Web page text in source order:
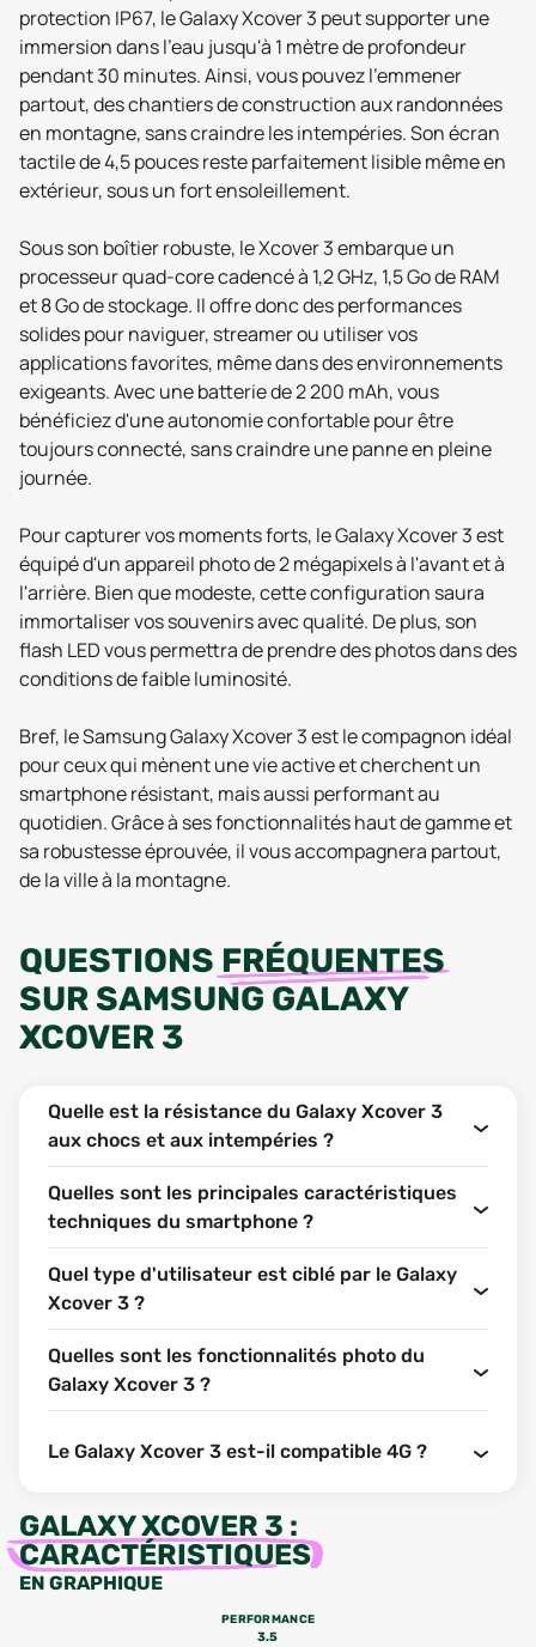
protection IP67, le Galaxy Xcover 3 peut supporter une
immersion dans l'eau jusqu'à 1 mètre de profondeur
pendant 30 minutes. Ainsi, vous pouvez l'emmener
partout, des chantiers de construction aux randonnées
en montagne, sans craindre les intempéries. Son écran
tactile de 4,5 pouces reste parfaitement lisible même en
extérieur, sous un fort ensoleillement.
Sous son boîtier robuste, le Xcover 3 embarque un
processeur quad-core cadencé à 1,2 GHz, 1,5 Go de RAM
et 8 Go de stockage. Il offre donc des performances
solides pour naviguer, streamer ou utiliser vos
applications favorites, même dans des environnements
exigeants. Avec une batterie de 2 200 mAh, vous
bénéficiez d'une autonomie confortable pour être
toujours connecté, sans craindre une panne en pleine
journée.
Pour capturer vos moments forts, le Galaxy Xcover 3 est
équipé d'un appareil photo de 2 mégapixels à l'avant et à
l'arrière. Bien que modeste, cette configuration saura
immortaliser vos souvenirs avec qualité. De plus, son
flash LED vous permettra de prendre des photos dans des
conditions de faible luminosité.
Bref, le Samsung Galaxy Xcover 3 est le compagnon idéal
pour ceux qui mènent une vie active et cherchent un
smartphone résistant, mais aussi performant au
quotidien. Grâce à ses fonctionnalités haut de gamme et
sa robustesse éprouvée, il vous accompagnera partout,
de la ville à la montagne.
QUESTIONS FRÉQUENTES
SURSAMSUNG GALAXY
XCOVER 3
Quelle est la résistance du Galaxy Xcover 3
aux chocs et aux intempéries ?
Quelles sont les principales caractéristiques
techniques du smartphone ?
Quel type d'utilisateur est ciblé par le Galaxy
Xcover 3 ?
Quelles sont les fonctionnalités photo du
Galaxy Xcover 3 ?
Le Galaxy Xcover 3 est-il compatible 4G ?
GALAXY XCOVER 3 :
CARACTÉRISTIQUES
EN GRAPHIQUE
PERFORMANCE
3.5